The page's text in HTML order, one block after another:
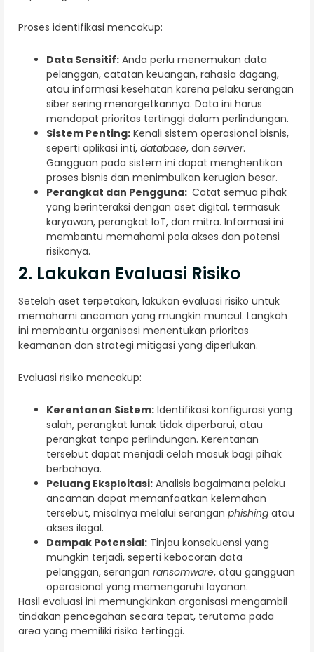
Proses identifikasi mencakup:
Data Sensitif: Anda perlu menemukan data
pelanggan, catatan keuangan, rahasia dagang,
atau informasi kesehatan karena pelaku serangan
siber sering menargetkannya. Data ini harus
mendapat prioritas tertinggi dalam perlindungan.
Sistem Penting: Kenali sistem operasional bisnis,
seperti aplikasi inti, database, dan server.
Gangguan pada sistem ini dapat menghentikan
proses bisnis dan menimbulkan kerugian besar.
Perangkat dan Pengguna: Catat semua pihak
yang berinteraksi dengan aset digital, termasuk
karyawan, perangkat IoT, dan mitra. Informasi ini
membantu memahami pola akses dan potensi
risikonya.
2. Lakukan Evaluasi Risiko
Setelah aset terpetakan, lakukan evaluasi risiko untuk
memahami ancaman yang mungkin muncul. Langkah
ini membantu organisasi menentukan prioritas
keamanan dan strategi mitigasi yang diperlukan.
Evaluasi risiko mencakup:
Kerentanan Sistem: Identifikasi konfigurasi yang
salah, perangkat lunak tidak diperbarui, atau
perangkat tanpa perlindungan. Kerentanan
tersebut dapat menjadi celah masuk bagi pihak
berbahaya.
Peluang Eksploitasi: Analisis bagaimana pelaku
ancaman dapat memanfaatkan kelemahan
tersebut, misalnya melalui serangan phishing atau
akses ilegal.
Dampak Potensial: Tinjau konsekuensi yang
mungkin terjadi, seperti kebocoran data
pelanggan, serangan ransomware, atau gangguan
operasional yang memengaruhi layanan.
Hasil evaluasi ini memungkinkan organisasi mengambil
tindakan pencegahan secara tepat, terutama pada
area yang memiliki risiko tertinggi.